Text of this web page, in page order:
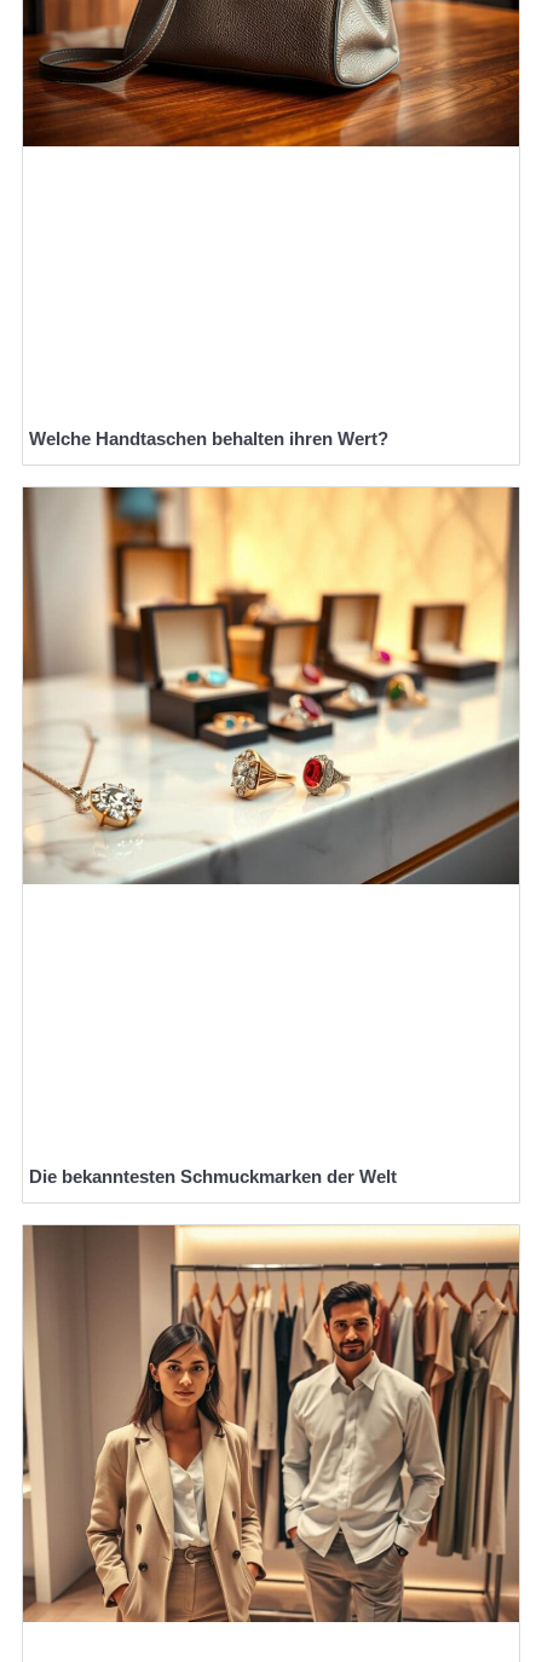
Welche Handtaschen behalten ihren Wert?
Die bekanntesten Schmuckmarken der Welt